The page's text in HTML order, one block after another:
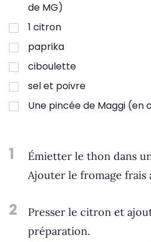
de MG)
1 citron
paprika
ciboulette
sel et poivre
Une pincée de Maggi (en
1
Émietter le thon dans
Ajouter le fromage frais
2
Presser le citron et
préparation.